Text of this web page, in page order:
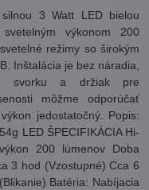
3 Watt LED bielou
výkonom 200
svetelné režimy so širokým
. Inštalácia je bez náradia
svorku a držiak
pre
môžme odporúčať
jedostatočný. Popis:
54g LED ŠPECIFIKÁCIA Hi-
výkon 200 lúmenov
Doba
3 hod (Vzostupné) Cca 6
(Blikanie) Batéria: Nabíjacia